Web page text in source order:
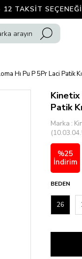
TAKSIT SEÇENEĞI
Hı Pu P 5Pr Laci Patik
Kinetix
Patik
Marka :
%25
İndirim
BEDEN
26